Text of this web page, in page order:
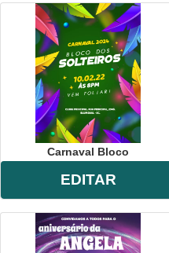
Carnaval Bloco
EDITAR